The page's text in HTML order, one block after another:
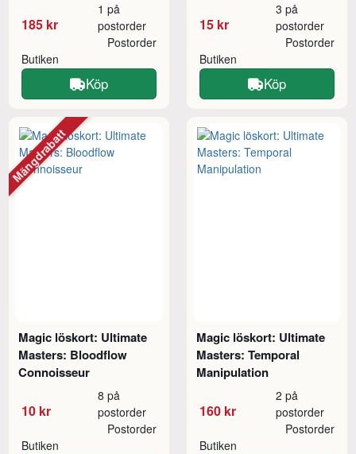
185 kr
1 på
postorder
Butiken
Postorder
Köp
15 kr
3 på
postorder
Butiken
Postorder
Köp
Magic löskort: Ultimate
Masters: Bloodflow
Connoisseur
10 kr
8 på
postorder
Butiken
Postorder
Mängdrabatt
Magic löskort: Ultimate
Masters: Temporal
Manipulation
160 kr
2 på
postorder
Butiken
Postorder